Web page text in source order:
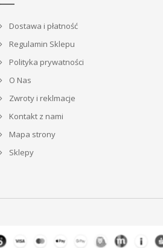
Dostawa i płatność
Regulamin Sklepu
Polityka prywatności
O Nas
Zwroty i reklmacje
Kontakt z nami
Mapa strony
Sklepy